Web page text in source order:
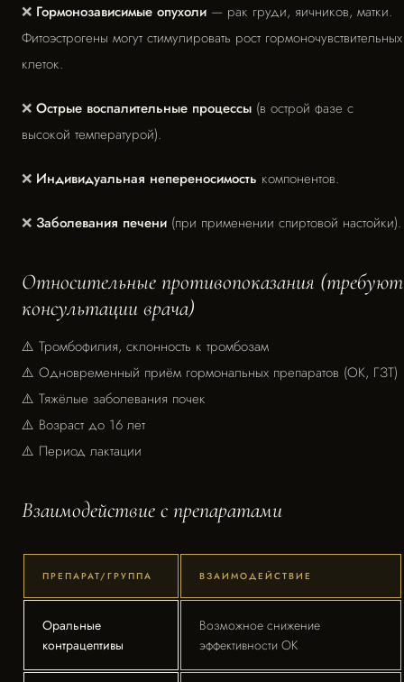
❌ Гормонозависимые опухоли — рак груди, яичников, матки.
Фитоэстрогены могут стимулировать рост гормоночувствительных
клеток.
❌ Острые воспалительные процессы (в острой фазе с
высокой температурой).
❌ Индивидуальная непереносимость компонентов.
❌ Заболевания печени (при применении спиртовой настойки).
Относительные противопоказания (требуют
консультации врача)
⚠️ Тромбофилия, склонность к тромбозам
⚠️ Одновременный приём гормональных препаратов (ОК, ГЗТ)
⚠️ Тяжёлые заболевания почек
⚠️ Возраст до 16 лет
⚠️ Период лактации
Взаимодействие с препаратами
ПРЕПАРАТ/ГРУППА ВЗАИМОДЕЙСТВИЕ
Оральные
контрацептивы
Возможное снижение
эффективности ОК